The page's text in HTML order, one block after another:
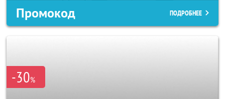
Промокод ПОДРОБНЕЕ
-30%